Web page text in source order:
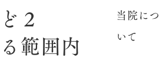
２
範囲内
当院につ
いて